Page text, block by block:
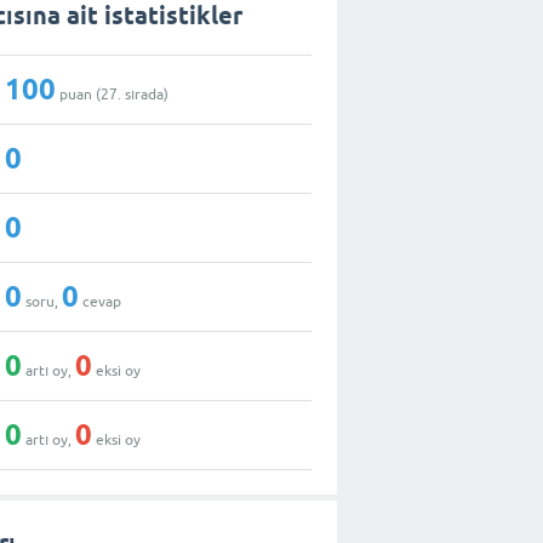
ait istatistikler
100 puan (27 . sırada)
0
0
0 soru,0 cevap
0 artı oy,0 eksi oy
0 artı oy,0 eksi oy